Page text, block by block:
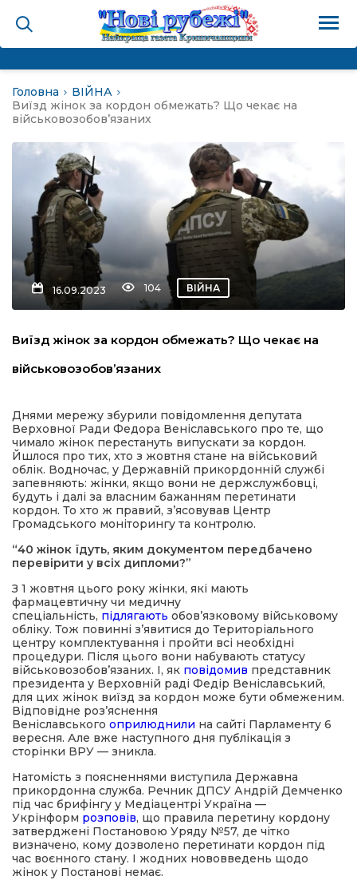
громада
не буває
Відповідаємо
Головна
ВІЙНА
Виїзд жінок за кордон обмежать? Що чекає на
військовозобов’язаних
16.09.2023 104 ВІЙНА
Виїзд жінок за кордон обмежать? Що чекає на
військовозобов’язаних
Днями мережу збурили повідомлення депутата
Верховної Ради Федора Веніславського про те, що
чимало жінок перестануть випускати за кордон.
Йшлося про тих, хто з жовтня стане на військовий
облік. Водночас, у Державній прикордонній службі
запевняють: жінки, якщо вони не держслужбовці,
будуть і далі за власним бажанням перетинати
кордон. То хто ж правий, з’ясовував Центр
Громадського моніторингу та контролю.
“40 жінок їдуть, яким документом передбачено
перевірити у всіх дипломи?”
З 1 жовтня цього року жінки, які мають
фармацевтичну чи медичну
спеціальність, підлягають обов’язковому військовому
обліку. Тож повинні з’явитися до Територіального
центру комплектування і пройти всі необхідні
процедури. Після цього вони набувають статусу
військовозобов’язаних. І, як повідомив представник
президента у Верховній раді Федір Веніславський,
для цих жінок виїзд за кордон може бути обмеженим.
Відповідне роз’яснення
Веніславського оприлюднили на сайті Парламенту 6
вересня. Але вже наступного дня публікація з
сторінки ВРУ — зникла.
Натомість з поясненнями виступила Державна
прикордонна служба. Речник ДПСУ Андрій Демченко
під час брифінгу у Медіацентрі Україна —
Укрінформ розповів, що правила перетину кордону
затверджені Постановою Уряду №57, де чітко
визначено, кому дозволено перетинати кордон під
час воєнного стану. І жодних нововведень щодо
жінок у Постанові немає.